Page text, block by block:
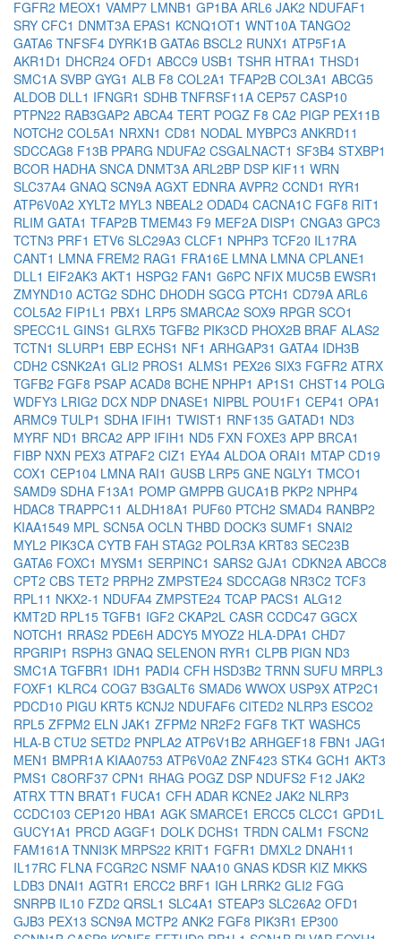
FGFR2 MEOX1 VAMP7 LMNB1 GP1BA ARL6 JAK2 NDUFAF1
SRY CFC1 DNMT3A EPAS1 KCNQ1OT1 WNT10A TANGO2
GATA6 TNFSF4 DYRK1B GATA6 BSCL2 RUNX1 ATP5F1A
AKR1D1 DHCR24 OFD1 ABCC9 USB1 TSHR HTRA1 THSD1
SMC1A SVBP GYG1 ALB F8 COL2A1 TFAP2B COL3A1 ABCG5
ALDOB DLL1 IFNGR1 SDHB TNFRSF11A CEP57 CASP10
PTPN22 RAB3GAP2 ABCA4 TERT POGZ F8 CA2 PIGP PEX11B
NOTCH2 COL5A1 NRXN1 CD81 NODAL MYBPC3 ANKRD11
SDCCAG8 F13B PPARG NDUFA2 CSGALNACT1 SF3B4 STXBP1
BCOR HADHA SNCA DNMT3A ARL2BP DSP KIF11 WRN
SLC37A4 GNAQ SCN9A AGXT EDNRA AVPR2 CCND1 RYR1
ATP6V0A2 XYLT2 MYL3 NBEAL2 ODAD4 CACNA1C FGF8 RIT1
RLIM GATA1 TFAP2B TMEM43 F9 MEF2A DISP1 CNGA3 GPC3
TCTN3 PRF1 ETV6 SLC29A3 CLCF1 NPHP3 TCF20 IL17RA
CANT1 LMNA FREM2 RAG1 FRA16E LMNA LMNA CPLANE1
DLL1 EIF2AK3 AKT1 HSPG2 FAN1 G6PC NFIX MUC5B EWSR1
ZMYND10 ACTG2 SDHC DHODH SGCG PTCH1 CD79A ARL6
COL5A2 FIP1L1 PBX1 LRP5 SMARCA2 SOX9 RPGR SCO1
SPECC1L GINS1 GLRX5 TGFB2 PIK3CD PHOX2B BRAF ALAS2
TCTN1 SLURP1 EBP ECHS1 NF1 ARHGAP31 GATA4 IDH3B
CDH2 CSNK2A1 GLI2 PROS1 ALMS1 PEX26 SIX3 FGFR2 ATRX
TGFB2 FGF8 PSAP ACAD8 BCHE NPHP1 AP1S1 CHST14 POLG
WDFY3 LRIG2 DCX NDP DNASE1 NIPBL POU1F1 CEP41 OPA1
ARMC9 TULP1 SDHA IFIH1 TWIST1 RNF135 GATAD1 ND3
MYRF ND1 BRCA2 APP IFIH1 ND5 FXN FOXE3 APP BRCA1
FIBP NXN PEX3 ATPAF2 CIZ1 EYA4 ALDOA ORAI1 MTAP CD19
COX1 CEP104 LMNA RAI1 GUSB LRP5 GNE NGLY1 TMCO1
SAMD9 SDHA F13A1 POMP GMPPB GUCA1B PKP2 NPHP4
HDAC8 TRAPPC11 ALDH18A1 PUF60 PTCH2 SMAD4 RANBP2
KIAA1549 MPL SCN5A OCLN THBD DOCK3 SUMF1 SNAI2
MYL2 PIK3CA CYTB FAH STAG2 POLR3A KRT83 SEC23B
GATA6 FOXC1 MYSM1 SERPINC1 SARS2 GJA1 CDKN2A ABCC8
CPT2 CBS TET2 PRPH2 ZMPSTE24 SDCCAG8 NR3C2 TCF3
RPL11 NKX2-1 NDUFA4 ZMPSTE24 TCAP PACS1 ALG12
KMT2D RPL15 TGFB1 IGF2 CKAP2L CASR CCDC47 GGCX
NOTCH1 RRAS2 PDE6H ADCY5 MYOZ2 HLA-DPA1 CHD7
RPGRIP1 RSPH3 GNAQ SELENON RYR1 CLPB PIGN ND3
SMC1A TGFBR1 IDH1 PADI4 CFH HSD3B2 TRNN SUFU MRPL3
FOXF1 KLRC4 COG7 B3GALT6 SMAD6 WWOX USP9X ATP2C1
PDCD10 PIGU KRT5 KCNJ2 NDUFAF6 CITED2 NLRP3 ESCO2
RPL5 ZFPM2 ELN JAK1 ZFPM2 NR2F2 FGF8 TKT WASHC5
HLA-B CTU2 SETD2 PNPLA2 ATP6V1B2 ARHGEF18 FBN1 JAG1
MEN1 BMPR1A KIAA0753 ATP6V0A2 ZNF423 STK4 GCH1 AKT3
PMS1 C8ORF37 CPN1 RHAG POGZ DSP NDUFS2 F12 JAK2
ATRX TTN BRAT1 FUCA1 CFH ADAR KCNE2 JAK2 NLRP3
CCDC103 CEP120 HBA1 AGK SMARCE1 ERCC5 CLCC1 GPD1L
GUCY1A1 PRCD AGGF1 DOLK DCHS1 TRDN CALM1 FSCN2
FAM161A TNNI3K MRPS22 KRIT1 FGFR1 DMXL2 DNAH11
IL17RC FLNA FCGR2C NSMF NAA10 GNAS KDSR KIZ MKKS
LDB3 DNAI1 AGTR1 ERCC2 BRF1 IGH LRRK2 GLI2 FGG
SNRPB IL10 FZD2 QRSL1 SLC4A1 STEAP3 SLC26A2 OFD1
GJB3 PEX13 SCN9A MCTP2 ANK2 FGF8 PIK3R1 EP300